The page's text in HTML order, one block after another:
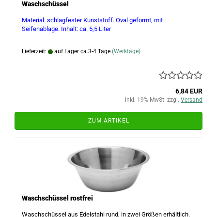
Waschschüssel
Material: schlagfester Kunststoff. Oval geformt, mit
Seifenablage. Inhalt: ca. 5,5 Liter
Lieferzeit: auf Lager ca.3-4 Tage (Werktage)
6,84 EUR
inkl. 19% MwSt. zzgl. Versand
ZUM ARTIKEL
Waschschüssel rostfrei
Waschschüssel aus Edelstahl rund, in zwei Größen erhältlich.